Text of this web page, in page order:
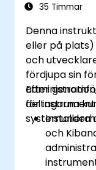
35 Timmar
Denna
eller på
och
fördjupa sin
för
Efter
deltagarna
Installera
och